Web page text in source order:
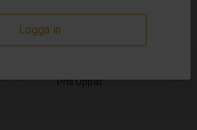
Pris Uppåt
Logga in